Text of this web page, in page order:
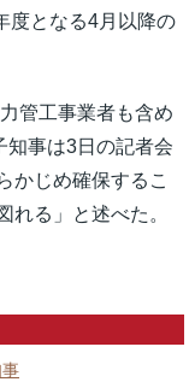
度となる4月以降の
管工事業者も含め
知事は3日の記者会
かじめ確保するこ
れる」と述べた。